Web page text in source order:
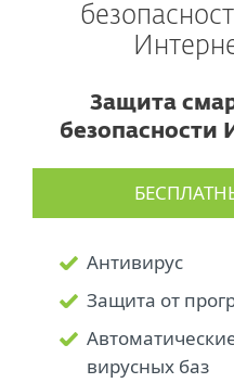
Защита
безопасности
Антивирус
Защита от
вирусных баз